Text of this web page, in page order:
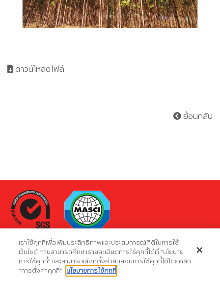
ดาวน์โหลดไฟล์
ย้อนกลับ
Site maps
เราใช้คุกกี้เพื่อเพิ่มประสิทธิภาพและประสบการณ์ที่ดีในการใช้
เว็บไซต์ ท่านสามารถศึกษารายละเอียดการใช้คุกกี้ได้ที่ “นโยบาย
การใช้คุกกี้” และสามารถเลือกตั้งค่ายินยอมการใช้คุกกี้ได้โดยคลิก
“การตั้งค่าคุกกี้” นโยบายการใช้คุกกี้